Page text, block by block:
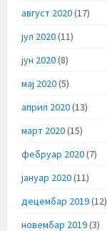
август 2020(17)
јул 2020(11)
јун 2020(8)
мај 2020(5)
април 2020(13)
март 2020(15)
фебруар 2020(7)
јануар 2020(11)
децембар 2019(12)
новембар 2019(3)